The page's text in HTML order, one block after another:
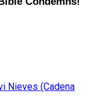
Nieves (Cadena